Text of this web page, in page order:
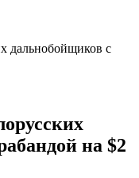
дальнобойщиков с
на $2